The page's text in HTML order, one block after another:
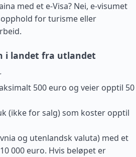
med et e-Visa? Nei, e-visumet
for turisme eller
i landet fra utlandet
500 euro og veier opptil 50
(ikke for salg) som koster opptil
og utenlandsk valuta) med et
000 euro. Hvis beløpet er